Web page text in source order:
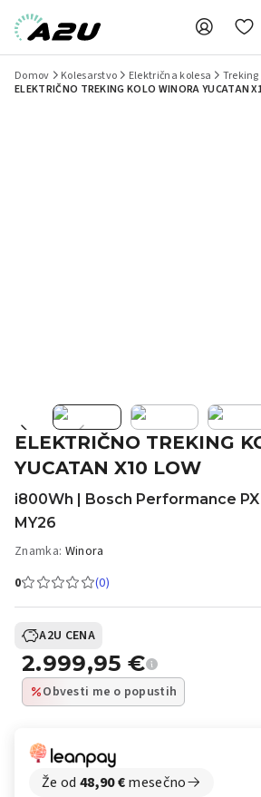
Domov Kolesarstvo Električna kolesa
ELEKTRIČNO TREKING KOLO WINORA YUCATAN
ELEKTRIČNO TREKING
YUCATAN X10 LOW
i800Wh | Bosch Performance PX
MY26
Znamka: Winora
0
(0)
A2U CENA
2.999,95 €
Obvesti me o popustih
Že od 48,90€mesečno